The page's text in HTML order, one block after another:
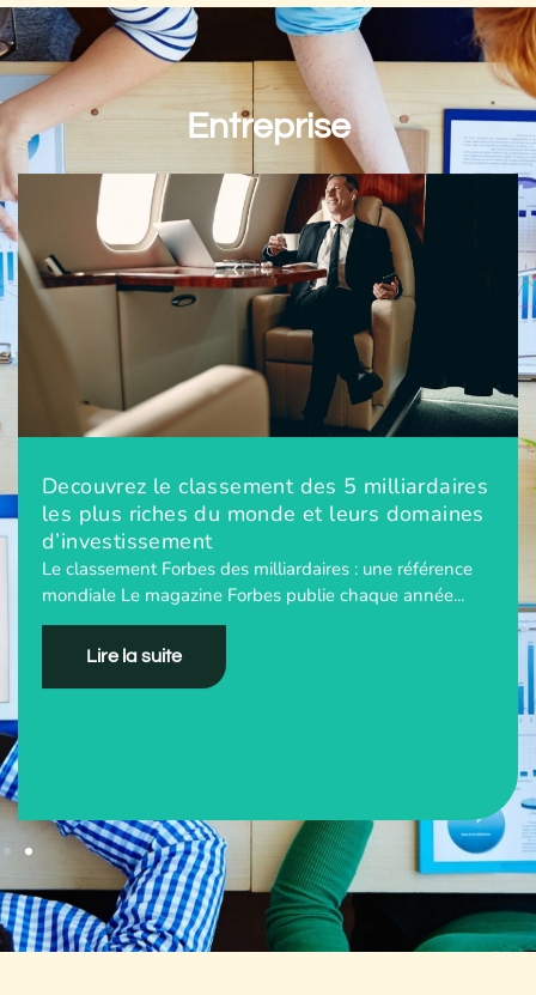
Entreprise
Decouvrez le classement des 5 milliardaires
les plus riches du monde et leurs domaines
d’investissement
Le classement Forbes des milliardaires : une référence
mondiale Le magazine Forbes publie chaque année...
Lire la suite